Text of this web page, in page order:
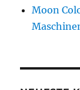
Moon